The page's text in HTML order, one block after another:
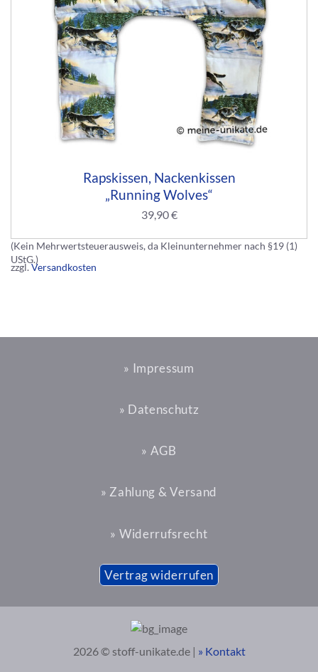
Rapskissen, Nackenkissen
„Running Wolves“
39,90€
(Kein Mehrwertsteuerausweis, da Kleinunternehmer nach §19 (1)
UStG.)
zzgl.Versandkosten
» Impressum
» Datenschutz
» AGB
» Zahlung & Versand
» Widerrufsrecht
Vertrag widerrufen
2026 © stoff-unikate.de | » Kontakt